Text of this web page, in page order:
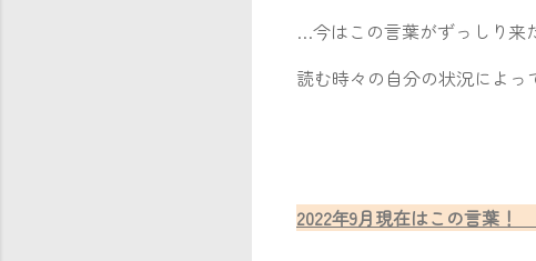
…今はこの言葉がずっしり来
読む時々の自分の状況によっ
2022年9月現在はこの言